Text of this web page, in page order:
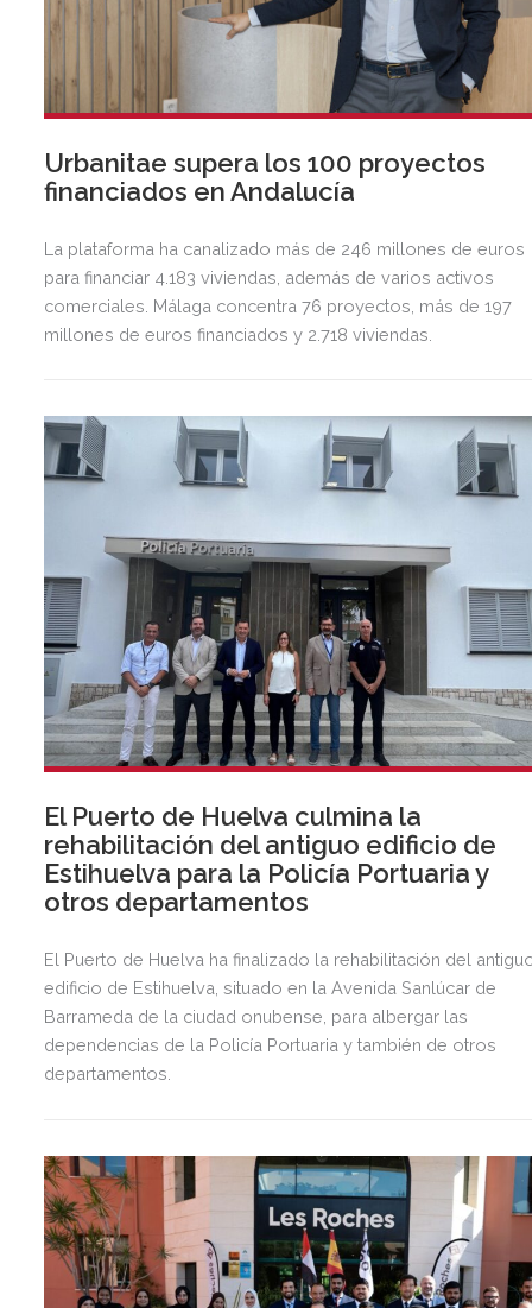
Urbanitae supera los 100 proyectos
financiados en Andalucía
La plataforma ha canalizado más de 246 millones de euros
para financiar 4.183 viviendas, además de varios activos
comerciales. Málaga concentra 76 proyectos, más de 197
millones de euros financiados y 2.718 viviendas.
El Puerto de Huelva culmina la
rehabilitación del antiguo edificio de
Estihuelva para la Policía Portuaria y
otros departamentos
El Puerto de Huelva ha finalizado la rehabilitación del
edificio de Estihuelva, situado en la Avenida Sanlúcar de
Barrameda de la ciudad onubense, para albergar las
dependencias de la Policía Portuaria y también de otros
departamentos.